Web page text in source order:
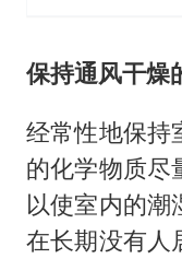
保持通风干燥
经常性地保持
的化学物质尽
以使室内的潮
在长期没有人